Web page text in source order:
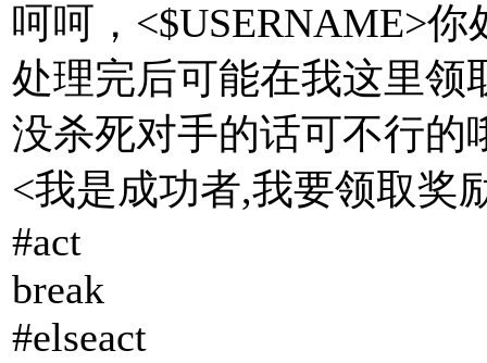
呵呵，<$USERNAME>
处理完后可能在我这里领
没杀死对手的话可不行的
<我是成功者,我要领取奖
#act
break
#elseact